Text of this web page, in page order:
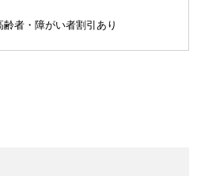
者・障がい者割引あり